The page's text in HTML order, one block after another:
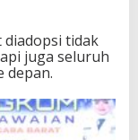
tidak
juga seluruh
depan.